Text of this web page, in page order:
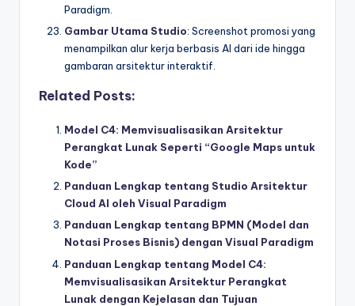
Paradigm.
Gambar Utama Studio: Screenshot promosi yang
menampilkan alur kerja berbasis AI dari ide hingga
gambaran arsitektur interaktif.
Related Posts:
Model C4: Memvisualisasikan Arsitektur
Perangkat Lunak Seperti “Google Maps untuk
Kode”
Panduan Lengkap tentang Studio Arsitektur
Cloud AI oleh Visual Paradigm
Panduan Lengkap tentang BPMN (Model dan
Notasi Proses Bisnis) dengan Visual Paradigm
Panduan Lengkap tentang Model C4:
Memvisualisasikan Arsitektur Perangkat
Lunak dengan Kejelasan dan Tujuan